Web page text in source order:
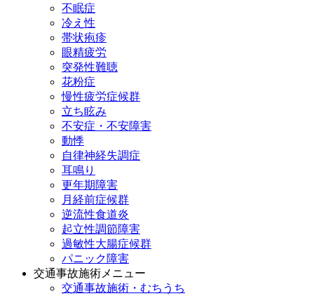
不眠症
冷え性
帯状疱疹
眼精疲労
突発性難聴
花粉症
慢性疲労症候群
立ち眩み
不安症・不安障害
動悸
自律神経失調症
耳鳴り
更年期障害
月経前症候群
逆流性食道炎
起立性調節障害
過敏性大腸症候群
パニック障害
交通事故施術メニュー
交通事故施術・むちうち